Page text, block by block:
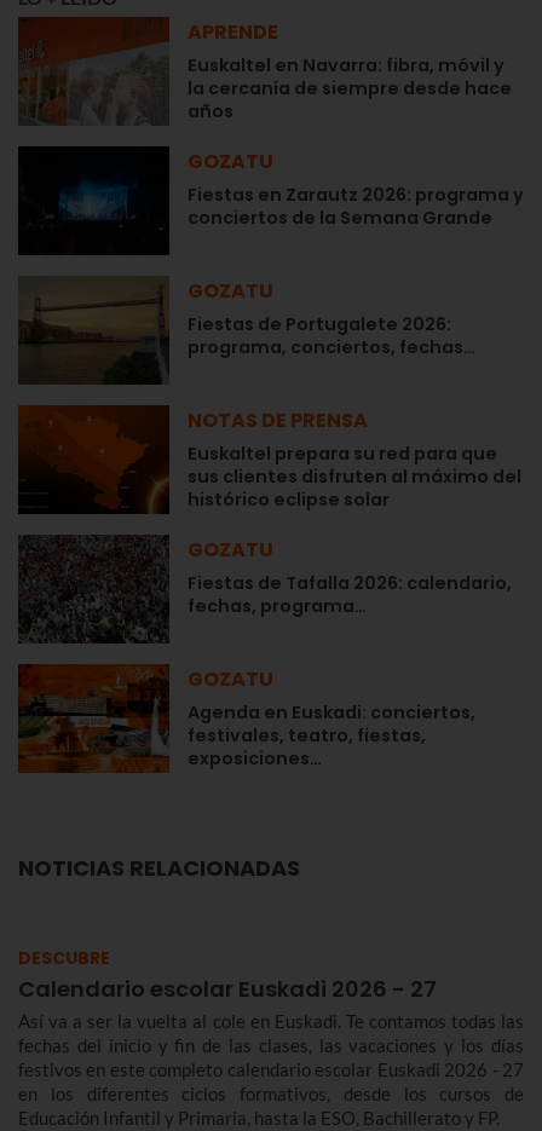
APRENDE
Euskaltel en Navarra: fibra, móvil y
la cercanía de siempre desde hace
años
GOZATU
Fiestas en Zarautz 2026: programa y
conciertos de la Semana Grande
GOZATU
Fiestas de Portugalete 2026:
programa, conciertos, fechas…
NOTAS DE PRENSA
Euskaltel prepara su red para que
sus clientes disfruten al máximo del
histórico eclipse solar
GOZATU
Fiestas de Tafalla 2026: calendario,
fechas, programa…
GOZATU
Agenda en Euskadi: conciertos,
festivales, teatro, fiestas,
exposiciones…
NOTICIAS RELACIONADAS
DESCUBRE
Calendario escolar Euskadi 2026 - 27
Así va a ser la vuelta al cole en Euskadi. Te contamos todas las
fechas del inicio y fin de las clases, las vacaciones y los días
festivos en este completo calendario escolar Euskadi 2026 - 27
en los diferentes ciclos formativos, desde los cursos de
Educación Infantil y Primaria, hasta la ESO, Bachillerato y FP.